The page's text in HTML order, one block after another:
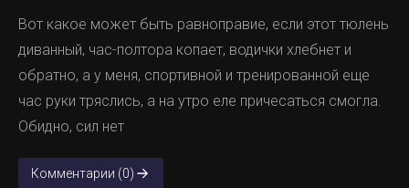
Вот какое может быть равноправие, если этот тюлень
диванный, час-полтора копает, водички хлебнет и
обратно, а у меня, спортивной и тренированной еще
час руки тряслись, а на утро еле причесаться смогла.
Обидно, сил нет
Комментарии (0)